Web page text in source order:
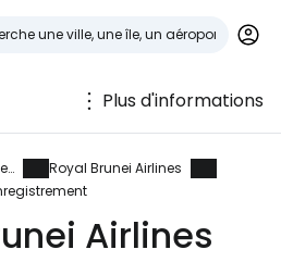
Plus d'informations
Compagnies aériennes
Royal Brunei Airlines
Airlines
à
mondiale des voyageurs